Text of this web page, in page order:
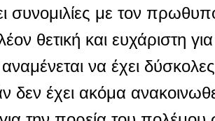
συνομιλίες με τον
θετική και ευχάριστη
να έχει
δεν έχει ακόμα